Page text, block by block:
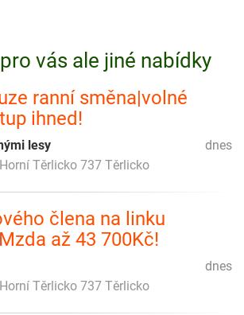
vás ale jiné nabídky
ranní směna|volné
ihned!
dnes
lesy
Těrlicko 737 Těrlicko
člena na linku
až 43 700Kč!
dnes
Těrlicko 737 Těrlicko